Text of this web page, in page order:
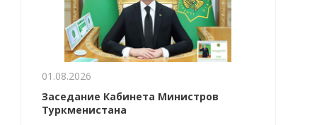
01.08.2026
Заседание Кабинета Министров
Туркменистана